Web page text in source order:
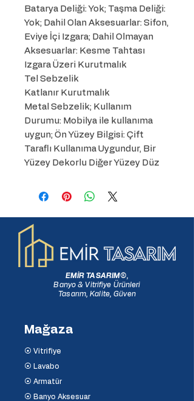
Batarya Deliği: Yok; Taşma Deliği:
Yok; Dahil Olan Aksesuarlar: Sifon,
Eviye İçi Izgara; Dahil Olmayan
Aksesuarlar: Kesme Tahtası
Izgara Üzeri Kurutmalık
Tel Sebzelik
Katlanır Kurutmalık
Metal Sebzelik; Kullanım
Durumu: Mobilya ile kullanıma
uygun; Ön Yüzey Bilgisi: Çift
Taraflı Kullanıma Uygundur, Bir
Yüzey Dekorlu Diğer Yüzey Düz
EMİR TASARIM®,
Banyo & Vitrifiye Ürünleri
Tasarım, Kalite, Güven
Mağaza
⦿ Vitrifiye
⦿ Lavabo
⦿ Armatür
⦿ Banyo Aksesuar